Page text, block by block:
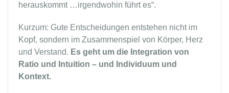
herauskommt …irgendwohin führt es“.
Kurzum: Gute Entscheidungen entstehen nicht im
Kopf, sondern im Zusammenspiel von Körper, Herz
und Verstand. Es geht um die Integration von
Ratio und Intuition – und Individuum und
Kontext.